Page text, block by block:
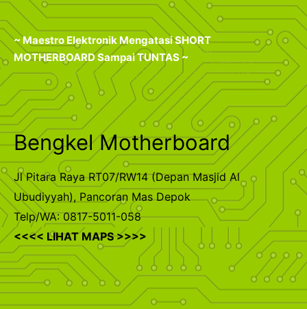
~ Maestro Elektronik Mengatasi SHORT
MOTHERBOARD Sampai TUNTAS ~
Bengkel Motherboard
Jl Pitara Raya RT07/RW14 (Depan Masjid Al
Ubudiyyah), Pancoran Mas Depok
Telp/WA: 0817-5011-058
<<<< LIHAT MAPS >>>>